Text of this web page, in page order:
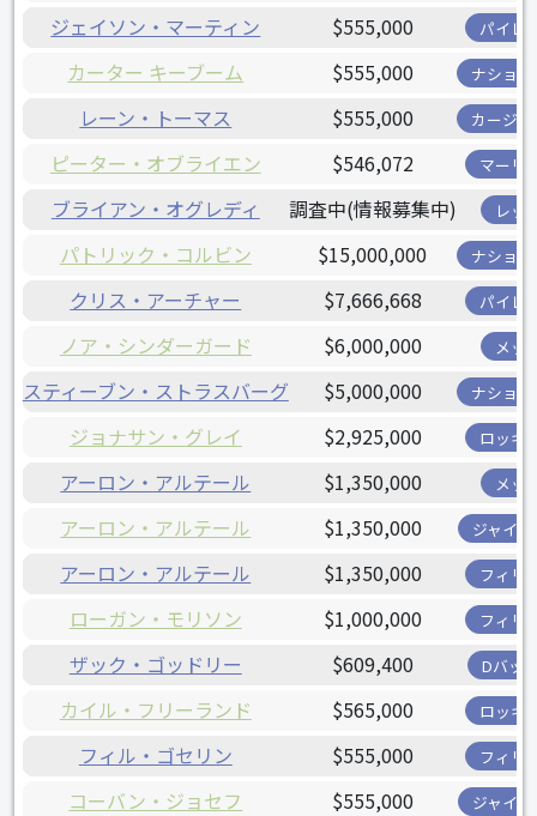
ジェイソン・マーティン $555,000 パイレ
カーター キーブーム $555,000 ナショ
レーン・トーマス $555,000 カージ
ピーター・オブライエン $546,072 マーリ
ブライアン・オグレディ 調査中(情報募集中) レッ
パトリック・コルビン $15,000,000 ナショ
クリス・アーチャー $7,666,668 パイレ
ノア・シンダーガード $6,000,000 メッ
スティーブン・ストラスバーグ $5,000,000 ナショ
ジョナサン・グレイ $2,925,000 ロッキ
アーロン・アルテール $1,350,000 メッ
アーロン・アルテール $1,350,000 ジャイ
アーロン・アルテール $1,350,000 フィリ
ローガン・モリソン $1,000,000 フィリ
ザック・ゴッドリー $609,400 Dバッ
カイル・フリーランド $565,000 ロッキ
フィル・ゴセリン $555,000 フィリ
コーバン・ジョセフ $555,000 ジャイ